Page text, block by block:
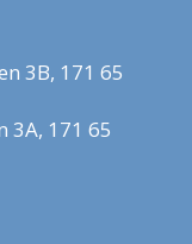
3B, 171 65
3A, 171 65